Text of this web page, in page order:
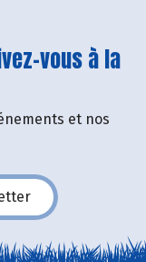
vous à la
et nos